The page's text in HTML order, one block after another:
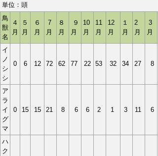
単位：頭
鳥
獣
名
４
月
５
月
６
月
7
月
８
月
９
月
10
月
11
月
12
月
１
月
2
月
3
月
イ
ノ
シ
シ
0 6 12 72 62 77 22 53 32 34 27 8
ア
ラ
イ
グ
マ
0 15 15 21 8 6 6 2 1 3 11 6
ハ
ク